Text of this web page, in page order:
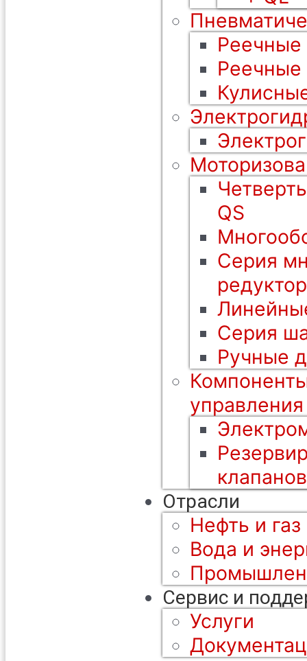
Реечные
Реечные
QS
Серия
Серия
Ручные
клапанов
Отрасли
Нефть и газ
Вода и
Сервис и
Услуги